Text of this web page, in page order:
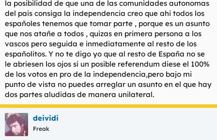
la posibilidad de que una de las comunidades autonomas
del pais consiga la independencia creo que ahi todos los
españoles tenemos que tomar parte , porque es un asunto
que nos atañe a todos , quizas en primera persona a los
vascos pero seguida e inmediatamente al resto de los
españolitos. Y no te digo yo que al resto de España no se
le abriesen los ojos si un posible referendum diese el 100%
de los votos en pro de la independencia,pero bajo mi
punto de vista no puedes arreglar un asunto en el que hay
dos partes aludidas de manera unilateral.
deividi
Freak